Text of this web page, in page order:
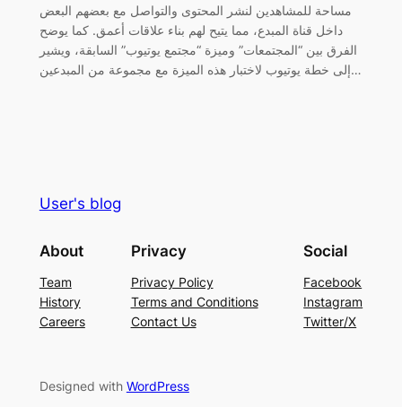
مساحة للمشاهدين لنشر المحتوى والتواصل مع بعضهم البعض
داخل قناة المبدع، مما يتيح لهم بناء علاقات أعمق. كما يوضح
الفرق بين “المجتمعات” وميزة “مجتمع يوتيوب” السابقة، ويشير
إلى خطة يوتيوب لاختبار هذه الميزة مع مجموعة من المبدعين…
User's blog
About
Team
History
Careers
Privacy
Privacy Policy
Terms and Conditions
Contact Us
Social
Facebook
Instagram
Twitter/X
Designed with WordPress